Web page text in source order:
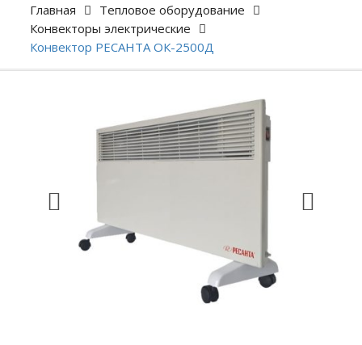
Главная
Тепловое оборудование
Конвекторы электрические
Конвектор РЕСАНТА ОК-2500Д